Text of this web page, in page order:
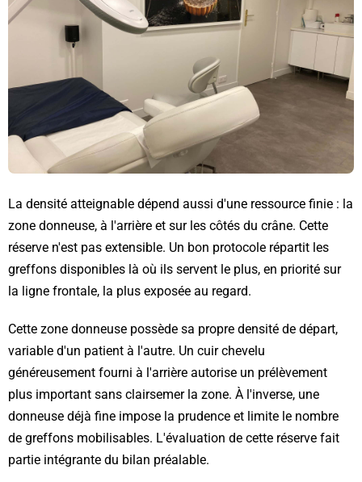
La densité atteignable dépend aussi d'une ressource finie : la
zone donneuse, à l'arrière et sur les côtés du crâne. Cette
réserve n'est pas extensible. Un bon protocole répartit les
greffons disponibles là où ils servent le plus, en priorité sur
la ligne frontale, la plus exposée au regard.
Cette zone donneuse possède sa propre densité de départ,
variable d'un patient à l'autre. Un cuir chevelu
généreusement fourni à l'arrière autorise un prélèvement
plus important sans clairsemer la zone. À l'inverse, une
donneuse déjà fine impose la prudence et limite le nombre
de greffons mobilisables. L'évaluation de cette réserve fait
partie intégrante du bilan préalable.